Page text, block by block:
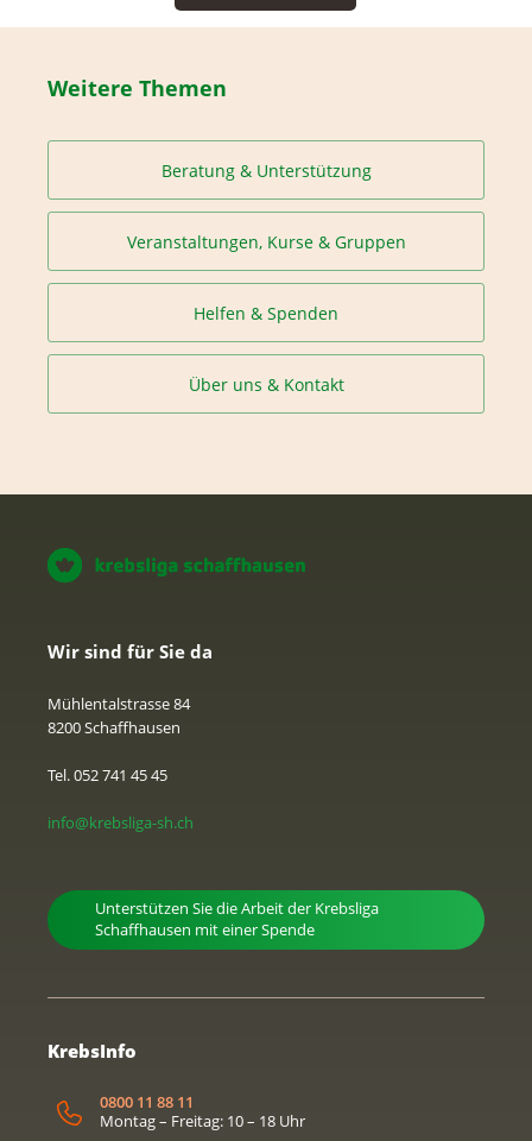
Weitere Themen
Beratung & Unterstützung
Veranstaltungen, Kurse & Gruppen
Helfen & Spenden
Über uns & Kontakt
Wir sind für Sie da
Mühlentalstrasse 84
8200 Schaffhausen
Tel. 052 741 45 45
info@krebsliga-sh.ch
Unterstützen Sie die Arbeit der Krebsliga
Schaffhausen mit einer Spende
KrebsInfo
0800 11 88 11
Montag – Freitag: 10 – 18 Uhr